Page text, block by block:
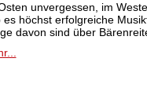
unvergessen, im
es höchst erfolgreiche
davon sind über